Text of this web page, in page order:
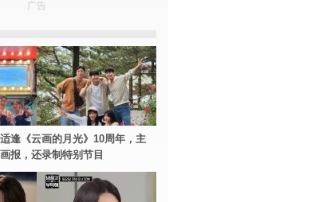
广告
逢《云画的月光》10周年，主
报，还录制特别节目